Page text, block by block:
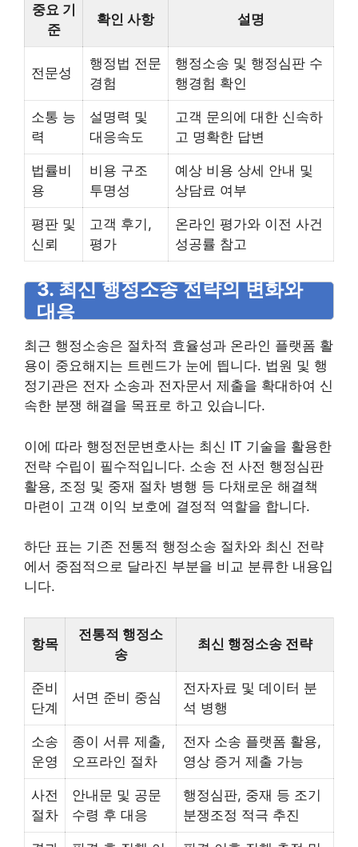
중요 기
준
확인 사항 설명
전문성
행정법 전문
경험
행정소송 및 행정심판 수
행경험 확인
소통 능
력
설명력 및
대응속도
고객 문의에 대한 신속하
고 명확한 답변
법률비
용
비용 구조
투명성
예상 비용 상세 안내 및
상담료 여부
평판 및
신뢰
고객 후기,
평가
온라인 평가와 이전 사건
성공률 참고
3. 최신 행정소송 전략의 변화와
대응
최근 행정소송은 절차적 효율성과 온라인 플랫폼 활
용이 중요해지는 트렌드가 눈에 띕니다. 법원 및 행
정기관은 전자 소송과 전자문서 제출을 확대하여 신
속한 분쟁 해결을 목표로 하고 있습니다.
이에 따라 행정전문변호사는 최신 IT 기술을 활용한
전략 수립이 필수적입니다. 소송 전 사전 행정심판
활용, 조정 및 중재 절차 병행 등 다채로운 해결책
마련이 고객 이익 보호에 결정적 역할을 합니다.
하단 표는 기존 전통적 행정소송 절차와 최신 전략
에서 중점적으로 달라진 부분을 비교 분류한 내용입
니다.
항목
전통적 행정소
송
최신 행정소송 전략
준비
단계
서면 준비 중심
전자자료 및 데이터 분
석 병행
소송
운영
종이 서류 제출,
오프라인 절차
전자 소송 플랫폼 활용,
영상 증거 제출 가능
사전
절차
안내문 및 공문
수령 후 대응
행정심판, 중재 등 조기
분쟁조정 적극 추진